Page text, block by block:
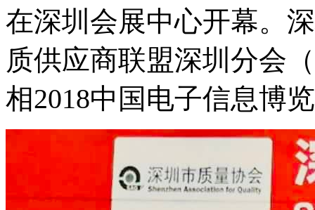
在深圳会展中心开幕。
质供应商联盟深圳分会（
相2018中国电子信息博